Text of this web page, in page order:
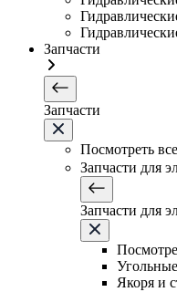
Запчасти
Запчасти
Посмотреть
Запчасти для
Запчасти для
Якоря и